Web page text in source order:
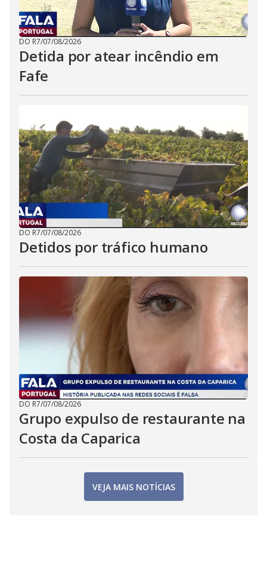
DO R7/07/08/2026
Detida por atear incêndio em
Fafe
DO R7/07/08/2026
Detidos por tráfico humano
DO R7/07/08/2026
Grupo expulso de restaurante na
Costa da Caparica
VEJA MAIS NOTÍCIAS